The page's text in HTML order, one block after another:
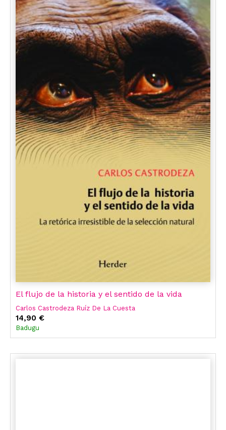
El flujo de la historia y el sentido de la vida
Carlos Castrodeza Ruíz De La Cuesta
14,90 €
Badugu